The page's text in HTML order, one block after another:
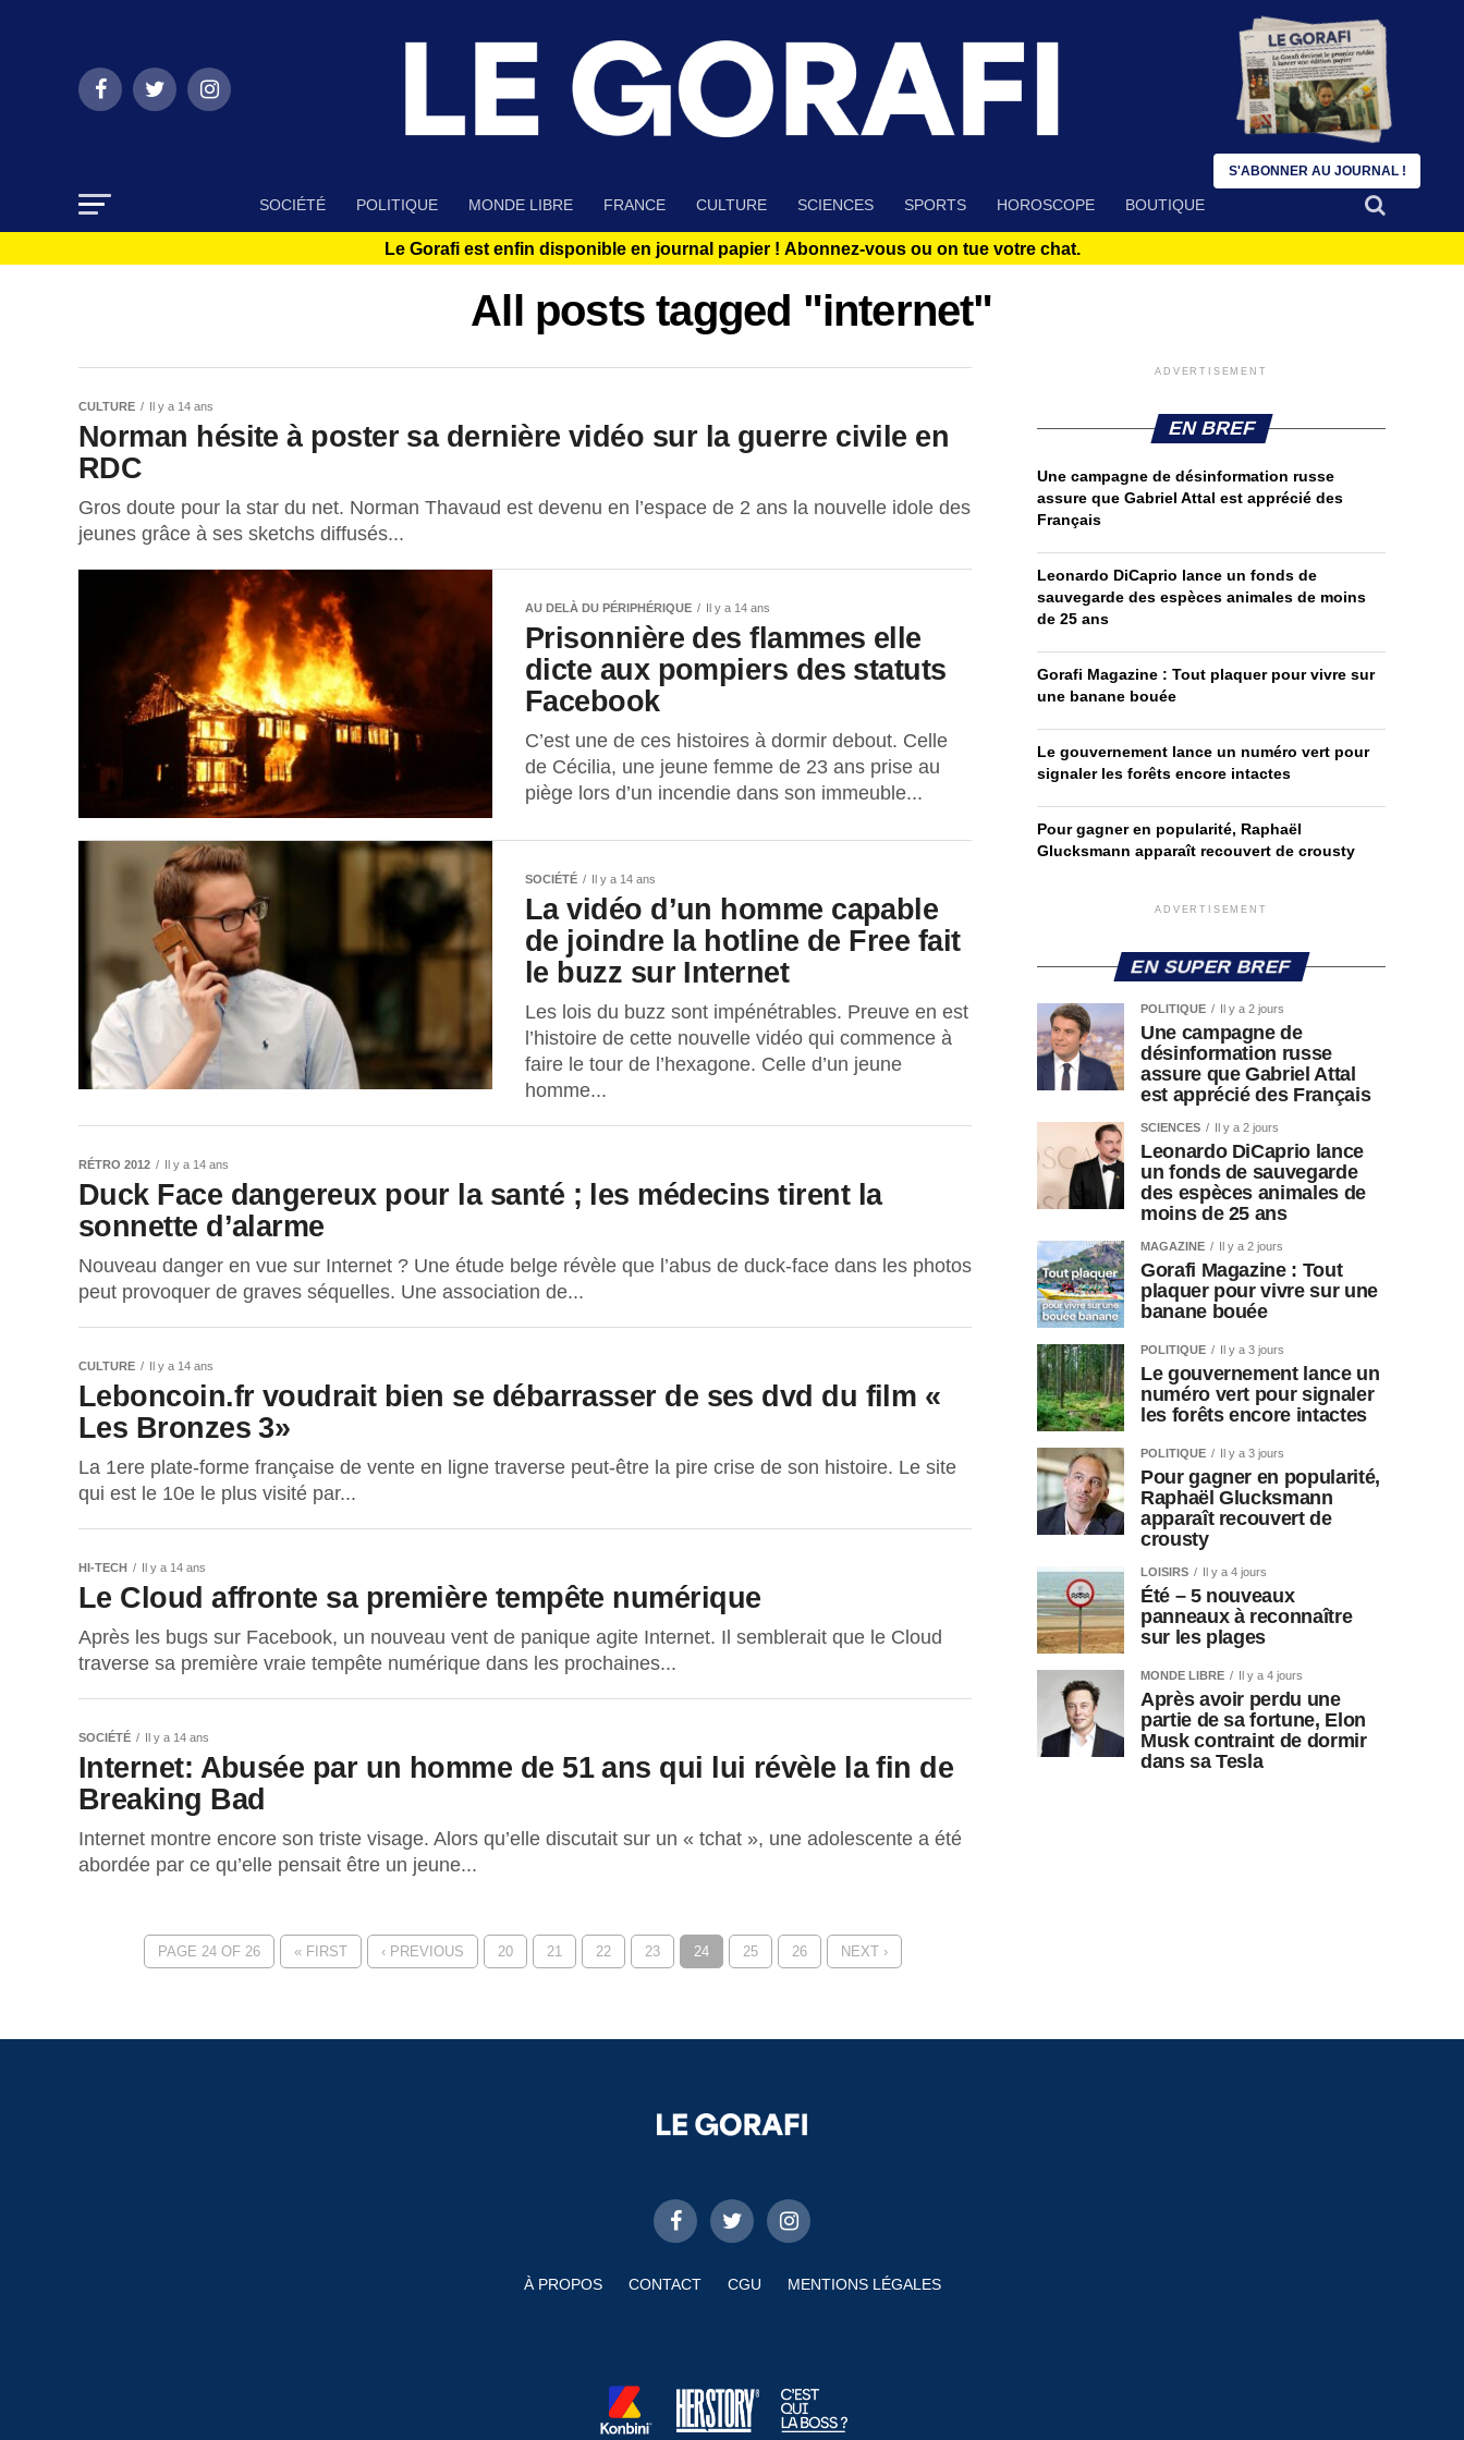
SOCIÉTÉ POLITIQUE MONDE LIBRE FRANCE CULTURE SCIENCES SPORTS HOROSCOPE BOUTIQUE
Le Gorafi est enfin disponible en journal papier ! Abonnez-vous ou on tue votre chat.
All posts tagged "internet"
CULTURE Il y a 14 ans
Norman hésite à poster sa dernière vidéo sur la guerre civile en
RDC
Gros doute pour la star du net. Norman Thavaud est devenu en l’espace de 2 ans la nouvelle idole des
jeunes grâce à ses sketchs diffusés...
AU DELÀ DU PÉRIPHÉRIQUE Il y a 14 ans
Prisonnière des flammes elle
dicte aux pompiers des statuts
Facebook
C’est une de ces histoires à dormir debout. Celle
de Cécilia, une jeune femme de 23 ans prise au
piège lors d’un incendie dans son immeuble...
SOCIÉTÉ Il y a 14 ans
La vidéo d’un homme capable
de joindre la hotline de Free fait
le buzz sur Internet
Les lois du buzz sont impénétrables. Preuve en est
l’histoire de cette nouvelle vidéo qui commence à
faire le tour de l’hexagone. Celle d’un jeune
homme...
RÉTRO 2012 Il y a 14 ans
Duck Face dangereux pour la santé ; les médecins tirent la
sonnette d’alarme
Nouveau danger en vue sur Internet ? Une étude belge révèle que l’abus de duck-face dans les photos
peut provoquer de graves séquelles. Une association de...
CULTURE Il y a 14 ans
Leboncoin.fr voudrait bien se débarrasser de ses dvd du film «
Les Bronzes 3»
La 1ere plate-forme française de vente en ligne traverse peut-être la pire crise de son histoire. Le site
qui est le 10e le plus visité par...
HI-TECH Il y a 14 ans
Le Cloud affronte sa première tempête numérique
Après les bugs sur Facebook, un nouveau vent de panique agite Internet. Il semblerait que le Cloud
traverse sa première vraie tempête numérique dans les prochaines...
SOCIÉTÉ Il y a 14 ans
Internet: Abusée par un homme de 51 ans qui lui révèle la fin de
Breaking Bad
Internet montre encore son triste visage. Alors qu’elle discutait sur un « tchat », une adolescente a été
abordée par ce qu’elle pensait être un jeune...
PAGE 24 OF 26 « FIRST ‹ PREVIOUS 20 21 22 23 24 25 26 NEXT ›
ADVERTISEMENT
EN BREF
Une campagne de désinformation russe
assure que Gabriel Attal est apprécié des
Français
Leonardo DiCaprio lance un fonds de
sauvegarde des espèces animales de moins
de 25 ans
Gorafi Magazine : Tout plaquer pour vivre sur
une banane bouée
Le gouvernement lance un numéro vert pour
signaler les forêts encore intactes
Pour gagner en popularité, Raphaël
Glucksmann apparaît recouvert de crousty
ADVERTISEMENT
EN SUPER BREF
POLITIQUE Il y a 2 jours
Une campagne de
désinformation russe
assure que Gabriel Attal
est apprécié des Français
SCIENCES Il y a 2 jours
Leonardo DiCaprio lance
un fonds de sauvegarde
des espèces animales de
moins de 25 ans
MAGAZINE Il y a 2 jours
Gorafi Magazine : Tout
plaquer pour vivre sur une
banane bouée
POLITIQUE Il y a 3 jours
Le gouvernement lance un
numéro vert pour signaler
les forêts encore intactes
POLITIQUE Il y a 3 jours
Pour gagner en popularité,
Raphaël Glucksmann
apparaît recouvert de
crousty
LOISIRS Il y a 4 jours
Été – 5 nouveaux
panneaux à reconnaître
sur les plages
MONDE LIBRE Il y a 4 jours
Après avoir perdu une
partie de sa fortune, Elon
Musk contraint de dormir
dans sa Tesla
À PROPOS CONTACT CGU MENTIONS LÉGALES
S'ABONNER AU JOURNAL !